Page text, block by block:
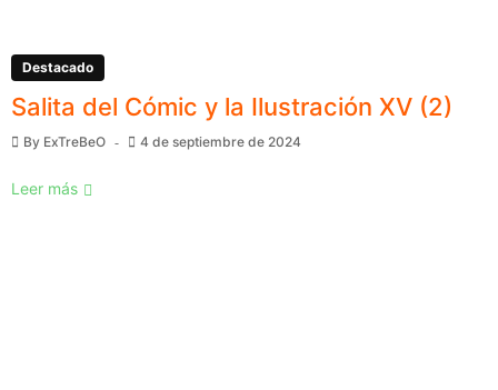
Destacado
Salita del Cómic y la Ilustración XV (2)
By ExTreBeO 4 de septiembre de 2024
Leer más